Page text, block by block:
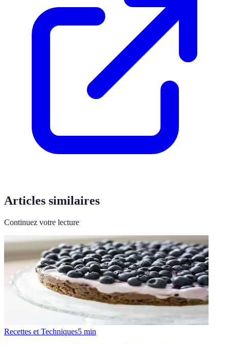
Articles similaires
Continuez votre lecture
Recettes et Techniques5 min